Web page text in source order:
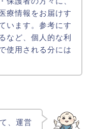
療情報をお届けす
います。参考にす
など、個人的な利
使用される分には
、運営